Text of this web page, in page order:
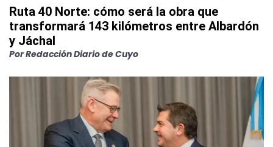
Ruta 40 Norte: cómo será la obra que
transformará 143 kilómetros entre Albardón
y Jáchal
PorRedacción Diario de Cuyo